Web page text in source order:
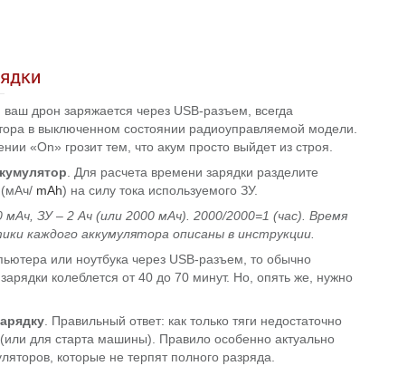
ваш дрон заряжается через USB-разъем, всегда
в выключенном состоянии радиоуправляемой модели.
«On» грозит тем, что акум просто выйдет из строя.
. Для расчета времени зарядки разделите
(мАч/mAh) на силу тока используемого ЗУ.
ЗУ – 2 Ач (или 2000 мАч). 2000/2000=1 (час). Время
каждого аккумулятора описаны в инструкции.
или ноутбука через USB-разъем, то обычно
колеблется от 40 до 70 минут. Но, опять же, нужно
. Правильный ответ: как только тяги недостаточно
для старта машины). Правило особенно актуально
которые не терпят полного разряда.